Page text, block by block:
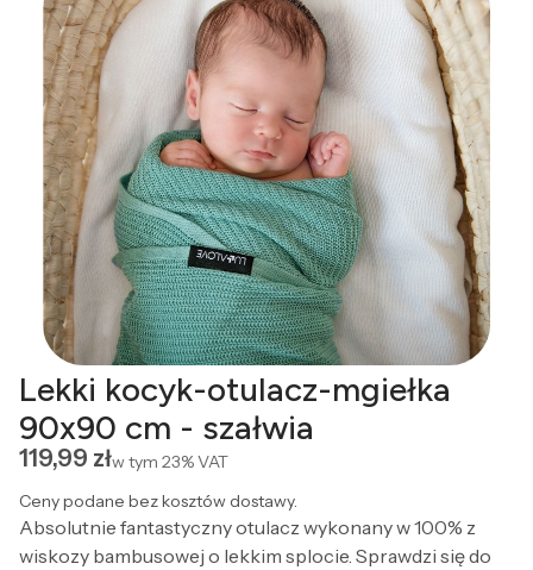
Lekki kocyk-otulacz-mgiełka
90x90 cm - szałwia
Cena
119,99 złw tym 23%VAT
Ceny podane bez kosztów dostawy.
Absolutnie fantastyczny otulacz wykonany w 100% z
wiskozy bambusowej o lekkim splocie. Sprawdzi się do